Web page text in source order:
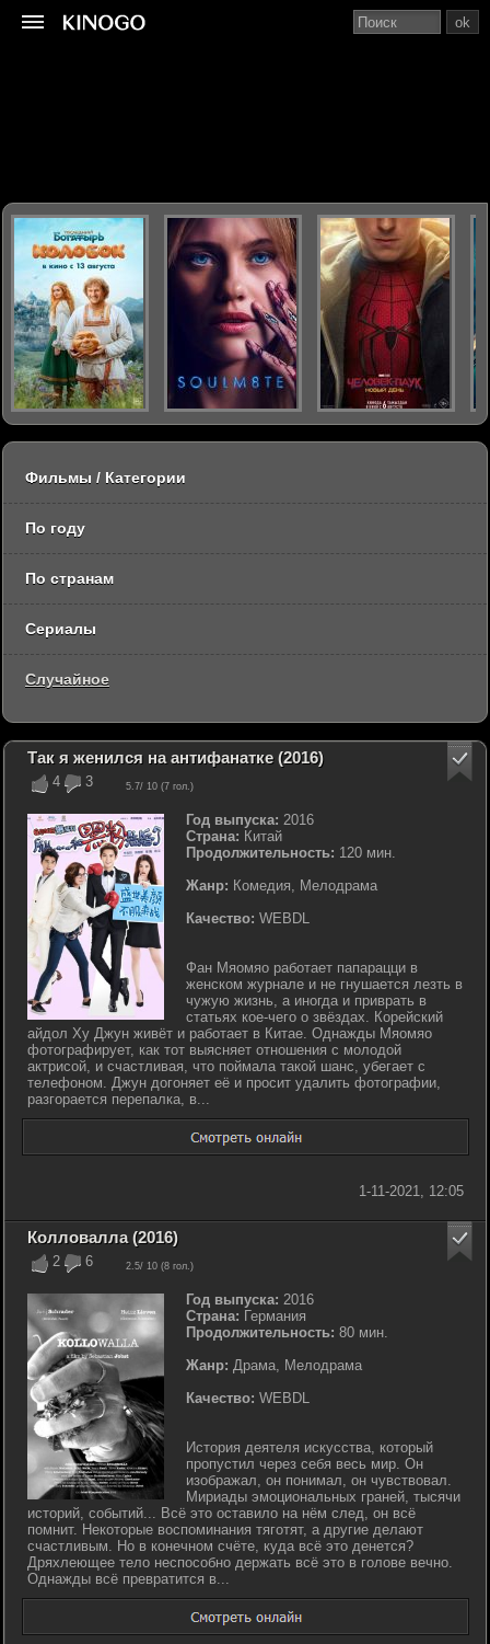
4 3 5.7/ 10 (7 гол.)
Так я женился на антифанатке (2016)
Год выпуска: 2016
Страна: Китай
Продолжительность: 120 мин.
Жанр: Комедия, Мелодрама
Качество: WEBDL
Фан Мяомяо работает папарацци в
женском журнале и не гнушается лезть в
чужую жизнь, а иногда и приврать в
статьях кое-чего о звёздах. Корейский
айдол Ху Джун живёт и работает в Китае. Однажды Мяомяо
фотографирует, как тот выясняет отношения с молодой
актрисой, и счастливая, что поймала такой шанс, убегает с
телефоном. Джун догоняет её и просит удалить фотографии,
разгорается перепалка, в...
1-11-2021, 12:05
2 6 2.5/ 10 (8 гол.)
Колловалла (2016)
Год выпуска: 2016
Страна: Германия
Продолжительность: 80 мин.
Жанр: Драма, Мелодрама
Качество: WEBDL
История деятеля искусства, который
пропустил через себя весь мир. Он
изображал, он понимал, он чувствовал.
Мириады эмоциональных граней, тысячи
историй, событий... Всё это оставило на нём след, он всё
помнит. Некоторые воспоминания тяготят, а другие делают
счастливым. Но в конечном счёте, куда всё это денется?
Дряхлеющее тело неспособно держать всё это в голове вечно.
Однажды всё превратится в...
ok
Фильмы / Категории
По году
По странам
Сериалы
Случайное